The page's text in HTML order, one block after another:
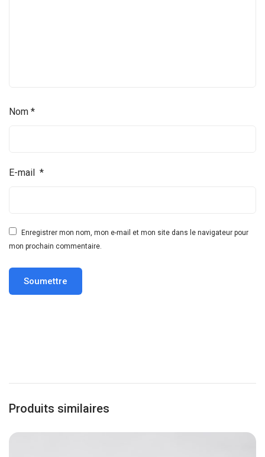
Nom*
E-mail*
Enregistrer mon nom, mon e-mail et mon site dans le navigateur pour
mon prochain commentaire.
Produits similaires